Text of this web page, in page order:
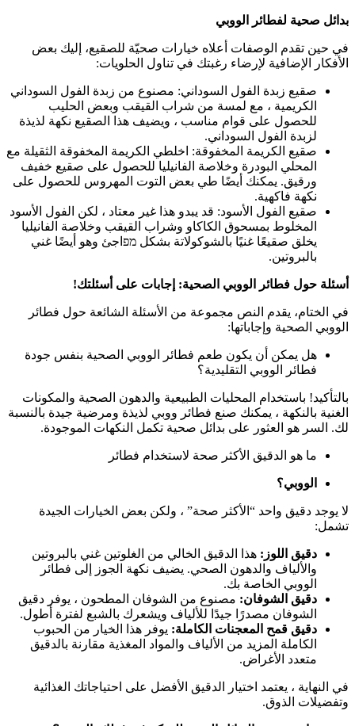
بدائل صحية لفطائر الووبي
في حين تقدم الوصفات أعلاه خيارات صحيّة للصقيع، إليك بعض
الأفكار الإضافية لإرضاء رغبتك في تناول الحلويات:
صقيع زبدة الفول السوداني: مصنوع من زبدة الفول السوداني
الكريمية ، مع لمسة من شراب القيقب وبعض الحليب
للحصول على قوام مناسب ، ويضيف هذا الصقيع نكهة لذيذة
لزبدة الفول السوداني.
صقيع الكريمة المخفوقة: اخلطي الكريمة المخفوقة الثقيلة مع
المحلي البودرة وخلاصة الفانيليا للحصول على صقيع خفيف
ورقيق. يمكنك أيضًا طي بعض التوت المهروس للحصول على
نكهة فاكهية.
صقيع الفول الأسود: قد يبدو هذا غير معتاد ، لكن الفول الأسود
المخلوط بمسحوق الكاكاو وشراب القيقب وخلاصة الفانيليا
يخلق صقيعًا غنيًا بالشوكولاتة بشكل מפاجئ وهو أيضًا غني
بالبروتين.
أسئلة حول فطائر الووبي الصحية: إجابات على أسئلتك!
في الختام، يقدم النص مجموعة من الأسئلة الشائعة حول فطائر
الووبي الصحية وإجاباتها:
هل يمكن أن يكون طعم فطائر الووبي الصحية بنفس جودة
فطائر الووبي التقليدية؟
بالتأكيد! باستخدام المحليات الطبيعية والدهون الصحية والمكونات
الغنية بالنكهة ، يمكنك صنع فطائر ووبي لذيذة ومرضية جيدة بالنسبة
لك. السر هو العثور على بدائل صحية تكمل النكهات الموجودة.
ما هو الدقيق الأكثر صحة لاستخدام فطائر
الووبي؟
لا يوجد دقيق واحد “الأكثر صحة” ، ولكن بعض الخيارات الجيدة
تشمل:
دقيق اللوز: هذا الدقيق الخالي من الغلوتين غني بالبروتين
والألياف والدهون الصحي. يضيف نكهة الجوز إلى فطائر
الووبي الخاصة بك.
دقيق الشوفان: مصنوع من الشوفان المطحون ، يوفر دقيق
الشوفان مصدرًا جيدًا للألياف ويشعرك بالشبع لفترة أطول.
دقيق قمح المعجنات الكاملة: يوفر هذا الخيار من الحبوب
الكاملة المزيد من الألياف والمواد المغذية مقارنة بالدقيق
متعدد الأغراض.
في النهاية ، يعتمد اختيار الدقيق الأفضل على احتياجاتك الغذائية
وتفضيلات الذوق.